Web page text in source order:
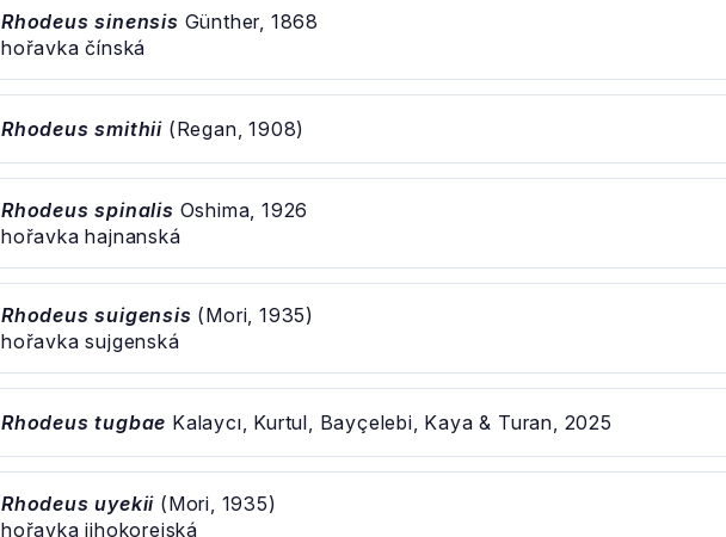
Rhodeus sinensis Günther, 1868
hořavka čínská
Rhodeus smithii (Regan, 1908)
Rhodeus spinalis Oshima, 1926
hořavka hajnanská
Rhodeus suigensis (Mori, 1935)
hořavka sujgenská
Rhodeus tugbae Kalaycı, Kurtul, Bayçelebi, Kaya & Turan, 2025
Rhodeus uyekii (Mori, 1935)
hořavka jihokorejská